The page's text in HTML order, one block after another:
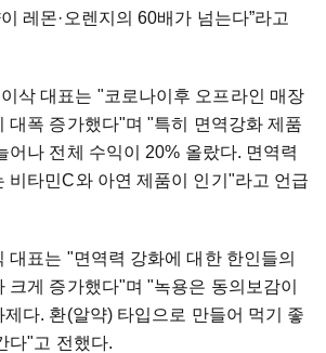
레몬·오렌지의 60배가 넘는다”라고
삭 대표는 "코로나이후 오프라인 매장
대폭 증가했다"며 "특히 면역강화 제품
어나 전체 수익이 20% 올랐다. 면역력
비타민C와 아연 제품이 인기"라고 언급
대표는 "면역력 강화에 대한 한인들의
크게 증가했다"며 "녹용은 동의보감이
다. 환(알약) 타입으로 만들어 먹기 좋
다"고 전했다.